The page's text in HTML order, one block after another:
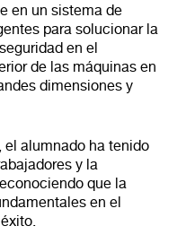
en un sistema de
para solucionar la
en el
de las máquinas en
dimensiones y
el alumnado ha tenido
y la
que la
en el